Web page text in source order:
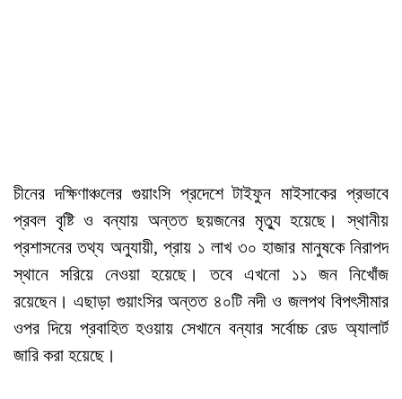
চীনের দক্ষিণাঞ্চলের গুয়াংসি প্রদেশে টাইফুন মাইসাকের প্রভাবে
প্রবল বৃষ্টি ও বন্যায় অন্তত ছয়জনের মৃত্যু হয়েছে। স্থানীয়
প্রশাসনের তথ্য অনুযায়ী, প্রায় ১ লাখ ৩০ হাজার মানুষকে নিরাপদ
স্থানে সরিয়ে নেওয়া হয়েছে। তবে এখনো ১১ জন নিখোঁজ
রয়েছেন। এছাড়া গুয়াংসির অন্তত ৪০টি নদী ও জলপথ বিপৎসীমার
ওপর দিয়ে প্রবাহিত হওয়ায় সেখানে বন্যার সর্বোচ্চ রেড অ্যালার্ট
জারি করা হয়েছে।